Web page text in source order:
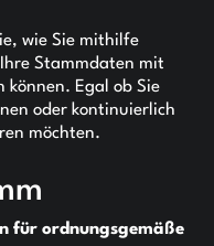
wie Sie mithilfe
Stammdaten mit
können. Egal ob Sie
oder kontinuierlich
möchten.
für ordnungsgemäße